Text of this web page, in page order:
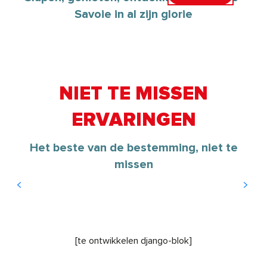
Savoie in al zijn glorie
NIET TE MISSEN
ERVARINGEN
Het beste van de bestemming, niet te
missen
Zeer Cyclo
Lees meer over
Zeer Rando
Lees meer over
Zeer cultureel
Lees meer over
Zeer verfrissend
Lees meer over
Zeer ontspannen
Lees meer over
[te ontwikkelen django-blok]